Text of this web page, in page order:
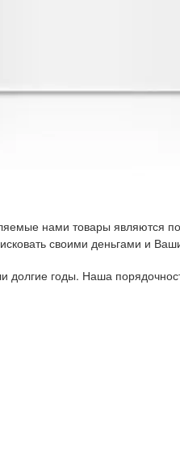
нами товары являются
своими деньгами и
годы. Наша